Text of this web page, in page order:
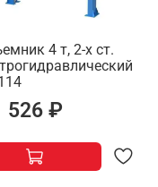
4 т, 2-х ст.
526 ₽